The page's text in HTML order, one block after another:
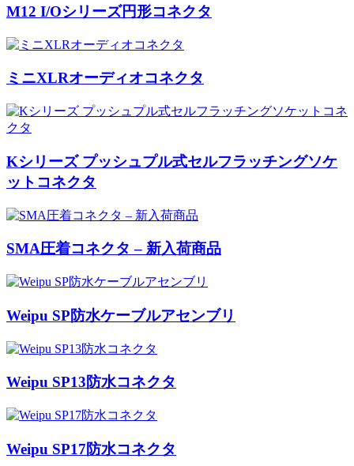
M12 I/Oシリーズ円形コネクタ
ミニXLRオーディオコネクタ
Kシリーズ プッシュプル式セルフラッチングソケ
ットコネクタ
SMA圧着コネクタ – 新入荷商品
Weipu SP防水ケーブルアセンブリ
Weipu SP13防水コネクタ
Weipu SP17防水コネクタ